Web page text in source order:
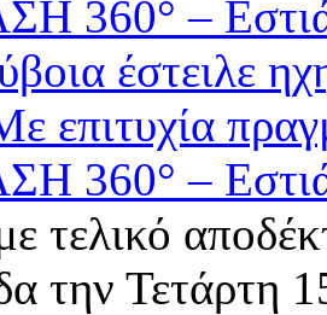
έστειλε
επιτυχία
360° –
τελικό
την Τετάρτη